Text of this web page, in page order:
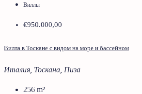
Виллы
€950.000,00
Вилла в Тоскане с видом на море и бассейном
Италия, Тоскана, Пиза
256 m²